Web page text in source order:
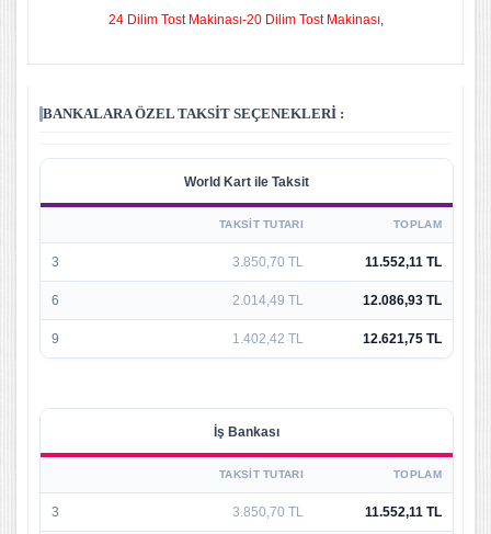
24 Dilim Tost Makinası-20 Dilim Tost Makinası,
BANKALARA ÖZEL TAKSIT SEÇENEKLERI :
World Kart ile Taksit
TAKSIT TUTARI TOPLAM
3 3.850,70 TL 11.552,11 TL
6 2.014,49 TL 12.086,93 TL
9 1.402,42 TL 12.621,75 TL
İş Bankası
TAKSIT TUTARI TOPLAM
3 3.850,70 TL 11.552,11 TL